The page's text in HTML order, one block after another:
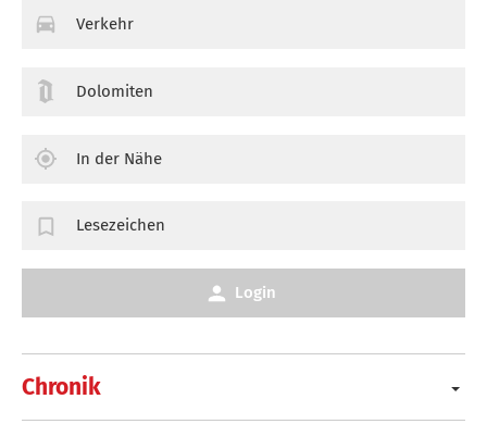
Chronik
Verkehr
Dolomiten
In der Nähe
Lesezeichen
Login